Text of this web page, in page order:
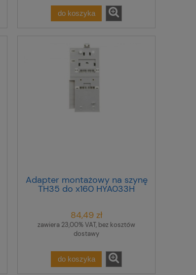
do koszyka
Adapter montażowy na szynę
TH35 do x160 HYA033H
84,49 zł
zawiera 23,00% VAT, bez kosztów
dostawy
do koszyka